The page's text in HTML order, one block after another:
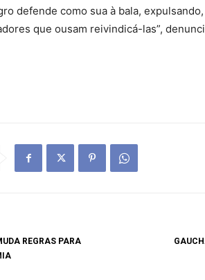
defende como sua à bala,
que ousam reivindicá-las”,
REGRAS PARA